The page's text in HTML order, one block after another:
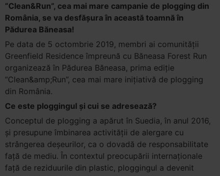
“Clean&Run”, cea mai mare campanie de plogging din
România, se va desfășura în această toamnă în
Pădurea Băneasa!
Pe data de 5 octombrie 2019, membri ai comunității
Greenfield Residence împreună cu Băneasa Forest Run
organizează în Pădurea Băneasa, prima ediție
“Clean&amp;Run”, cea mai mare iniţiativă de plogging
din România.
Ce este ploggingul şi cui se adresează?
Conceptul de plogging a apărut în Suedia, în anul 2016,
și presupune îmbinarea activității de alergare cu
strângerea deșeurilor, ca o dovadă de responsabilitate
față de mediu. În contextul preocupării internaționale
față de reziduurile din plastic, ploggingul a devenit